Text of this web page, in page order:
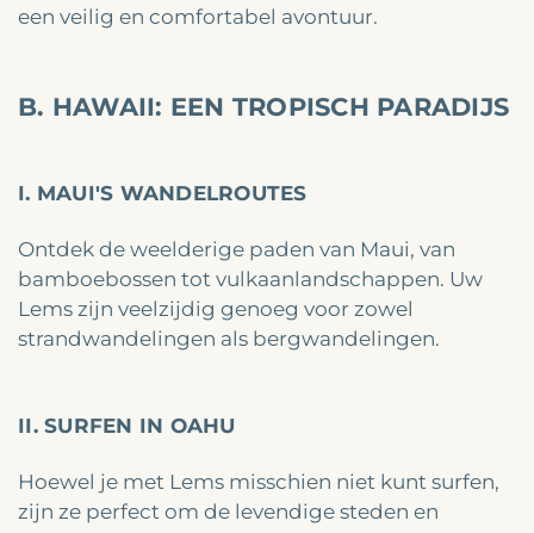
een veilig en comfortabel avontuur.
B. HAWAII: EEN TROPISCH PARADIJS
I. MAUI'S WANDELROUTES
Ontdek de weelderige paden van Maui, van
bamboebossen tot vulkaanlandschappen. Uw
Lems zijn veelzijdig genoeg voor zowel
strandwandelingen als bergwandelingen.
II. SURFEN IN OAHU
Hoewel je met Lems misschien niet kunt surfen,
zijn ze perfect om de levendige steden en